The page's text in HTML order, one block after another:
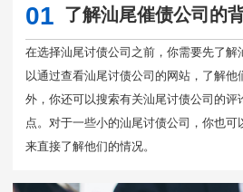
01 了解汕尾催债公司的
在选择汕尾讨债公司之前，你需要先了解
以通过查看汕尾讨债公司的网站，了解
外，你还可以搜索有关汕尾讨债公司的评
点。对于一些小的汕尾讨债公司，你也
来直接了解他们的情况。